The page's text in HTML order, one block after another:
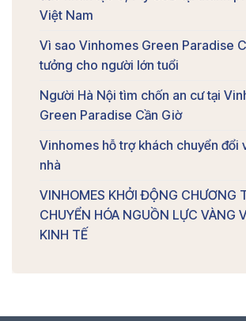
Việt Nam
Vì sao Vinhomes Green Paradise
tưởng cho người lớn tuổi
Người Hà Nội tìm chốn an cư tại
Green Paradise Cần Giờ
Vinhomes hỗ trợ khách chuyển đổi
nhà
VINHOMES KHỞI ĐỘNG CHƯƠNG
CHUYỂN HÓA NGUỒN LỰC VÀNG
KINH TẾ